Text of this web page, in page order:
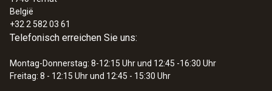
België
+32 2 582 03 61
Telefonisch erreichen Sie uns:
Montag-Donnerstag: 8-12:15 Uhr und 12:45 -16:30 Uhr
Freitag: 8 - 12:15 Uhr und 12:45 - 15:30 Uhr